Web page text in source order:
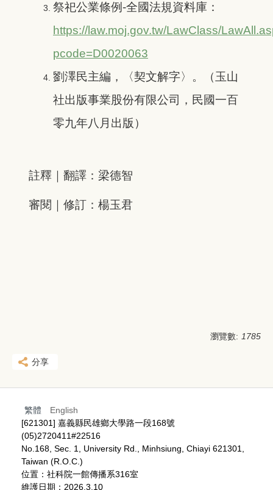
祭祀公業條例-全國法規資料庫：
https://law.moj.gov.tw/LawClass/
pcode=D0020063
劉澤民主編，〈契文解字〉。（玉山
社出版事業股份有限公司，民國一百
零九年八月出版）
註釋｜翻譯：梁德智
審閱｜修訂：楊玉君
瀏覽數: 1785
分享
繁體
English
[621301] 嘉義縣民雄鄉大學路一段168號
(05)2720411#22516
No.168, Sec. 1, University Rd., Minhsiung, Chiayi 621301,
Taiwan (R.O.C.)
位置：社科院一館傳播系316室
維護日期：2026.3.10